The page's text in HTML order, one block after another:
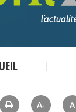
A- A